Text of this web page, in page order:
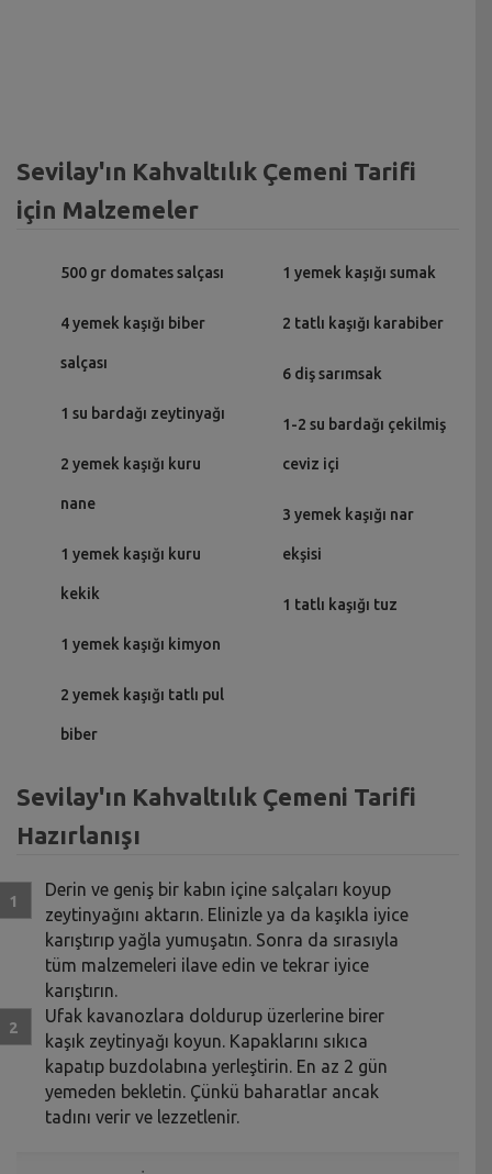
Sevilay'ın Kahvaltılık Çemeni Tarifi
için Malzemeler
500 gr domates salçası
4 yemek kaşığı biber
salçası
1 su bardağı zeytinyağı
2 yemek kaşığı kuru
nane
1 yemek kaşığı kuru
kekik
1 yemek kaşığı kimyon
2 yemek kaşığı tatlı pul
biber
1 yemek kaşığı sumak
2 tatlı kaşığı karabiber
6 diş sarımsak
1-2 su bardağı çekilmiş
ceviz içi
3 yemek kaşığı nar
ekşisi
1 tatlı kaşığı tuz
Sevilay'ın Kahvaltılık Çemeni Tarifi
Hazırlanışı
Derin ve geniş bir kabın içine salçaları koyup
zeytinyağını aktarın. Elinizle ya da kaşıkla iyice
karıştırıp yağla yumuşatın. Sonra da sırasıyla
tüm malzemeleri ilave edin ve tekrar iyice
karıştırın.
Ufak kavanozlara doldurup üzerlerine birer
kaşık zeytinyağı koyun. Kapaklarını sıkıca
kapatıp buzdolabına yerleştirin. En az 2 gün
yemeden bekletin. Çünkü baharatlar ancak
tadını verir ve lezzetlenir.